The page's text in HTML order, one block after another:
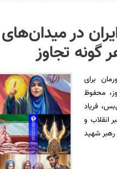
در
تجاوز
برای
محفوظ
فریاد
انقلاب و
شناخت رهبر شهید